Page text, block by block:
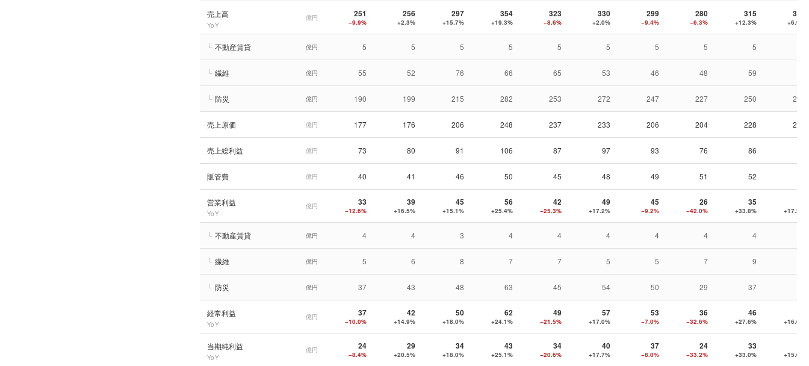
売上高
YoY
億円 251
−9.9%
256
+2.3%
297
+15.7%
354
+19.3%
323
−8.6%
330
+2.0%
299
−9.4%
280
−6.3%
315
+12.3%
336
+6.9%
└ 不動産賃貸 億円 5 5 5 5 5 5 5 5 5
└ 繊維 億円 55 52 76 66 65 53 46 48 59
└ 防災 億円 190 199 215 282 253 272 247 227 250 273
売上原価 億円 177 176 206 248 237 233 206 204 228 240
売上総利益 億円 73 80 91 106 87 97 93 76 86
販管費 億円 40 41 46 50 45 48 49 51 52
営業利益
YoY
億円 33
−12.6%
39
+16.5%
45
+15.1%
56
+25.4%
42
−25.3%
49
+17.2%
45
−9.2%
26
−42.0%
35
+33.8% +17.2%
└ 不動産賃貸 億円 4 4 3 4 4 4 4 4 4
└ 繊維 億円 5 6 8 7 7 5 5 7 9
└ 防災 億円 37 43 48 63 45 54 50 29 37
経常利益
YoY
億円 37
−10.0%
42
+14.9%
50
+18.0%
62
+24.1%
49
−21.5%
57
+17.0%
53
−7.0%
36
−32.6%
46
+27.6% +16.6%
当期純利益
YoY
億円 24
−8.4%
29
+20.5%
34
+18.0%
43
+25.1%
34
−20.6%
40
+17.7%
37
−8.0%
24
−33.2%
33
+33.0% +15.0%